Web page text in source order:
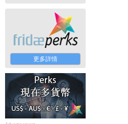
更多詳情